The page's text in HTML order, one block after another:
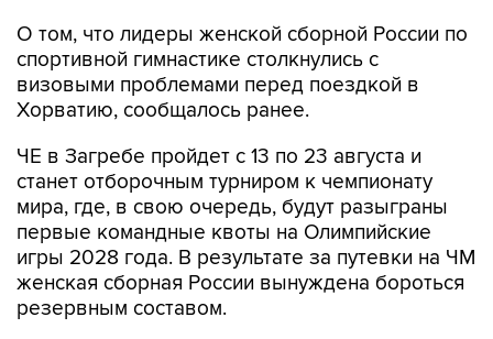
О том, что лидеры женской сборной России по
спортивной гимнастике столкнулись с
визовыми проблемами перед поездкой в
Хорватию, сообщалось ранее.
ЧЕ в Загребе пройдет с 13 по 23 августа и
станет отборочным турниром к чемпионату
мира, где, в свою очередь, будут разыграны
первые командные квоты на Олимпийские
игры 2028 года. В результате за путевки на ЧМ
женская сборная России вынуждена бороться
резервным составом.